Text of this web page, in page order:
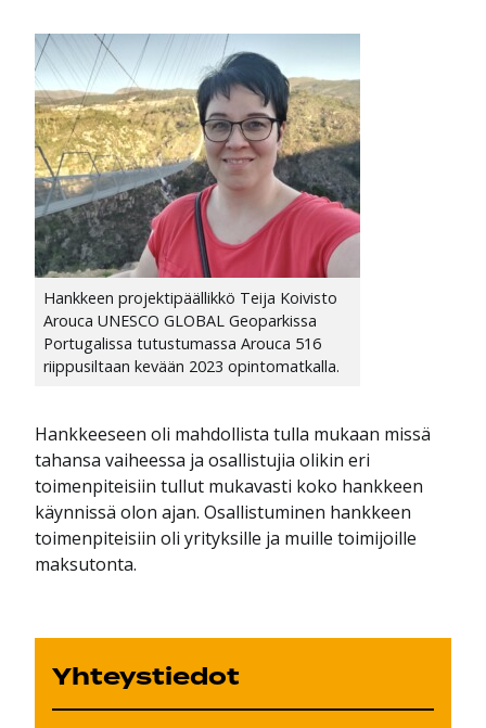
Hankkeen projektipäällikkö Teija Koivisto
Arouca UNESCO GLOBAL Geoparkissa
Portugalissa tutustumassa Arouca 516
riippusiltaan kevään 2023 opintomatkalla.
Hankkeeseen oli mahdollista tulla mukaan missä
tahansa vaiheessa ja osallistujia olikin eri
toimenpiteisiin tullut mukavasti koko hankkeen
käynnissä olon ajan. Osallistuminen hankkeen
toimenpiteisiin oli yrityksille ja muille toimijoille
maksutonta.
Yhteystiedot